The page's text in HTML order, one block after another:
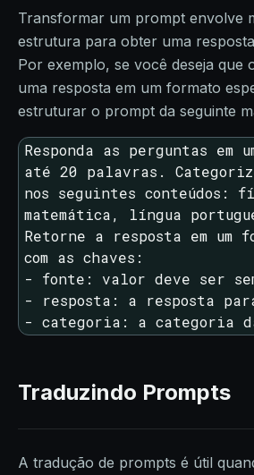
Transformar um prompt envolve
estrutura para obter uma
Por exemplo, se você deseja que
uma resposta em um formato
estruturar o prompt da seguinte
Responda as perguntas em
até 20 palavras.
nos seguintes conteúdos:
matemática, língua
Retorne a resposta em um
com as chaves:
- fonte: valor deve ser
- resposta: a resposta
- categoria: a categoria
Traduzindo Prompts
A tradução de prompts é útil